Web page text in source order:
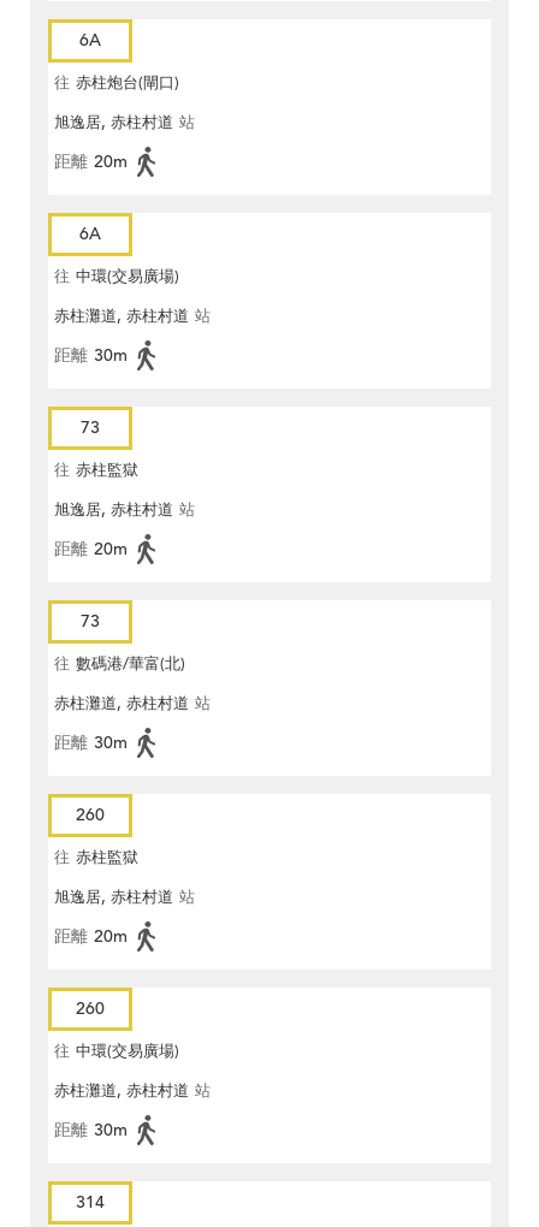
6A
往 赤柱炮台(閘口)
旭逸居, 赤柱村道 站
距離 20m
6A
往 中環(交易廣場)
赤柱灘道, 赤柱村道 站
距離 30m
73
往 赤柱監獄
旭逸居, 赤柱村道 站
距離 20m
73
往 數碼港/華富(北)
赤柱灘道, 赤柱村道 站
距離 30m
260
往 赤柱監獄
旭逸居, 赤柱村道 站
距離 20m
260
往 中環(交易廣場)
赤柱灘道, 赤柱村道 站
距離 30m
314